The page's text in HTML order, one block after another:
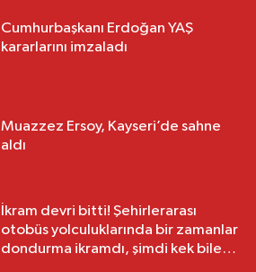
Cumhurbaşkanı Erdoğan YAŞ
kararlarını imzaladı
Muazzez Ersoy, Kayseri’de sahne
aldı
İkram devri bitti! Şehirlerarası
otobüs yolculuklarında bir zamanlar
dondurma ikramdı, şimdi kek bile